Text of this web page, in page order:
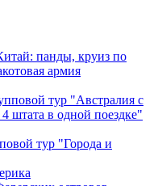
панды, круиз по
армия
тур "Австралия с
4 штата в одной поездке"
тур "Города и